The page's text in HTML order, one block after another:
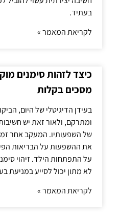
בעתיד.
לקריאת המאמר »
כיצד לזהות סימנים
מסכים בקלות
בעידן הדיגיטלי של היום,
ומתרקם, ולאור זאת יש
של השפעותיו. המעקב אחר זמן
את ההשפעות על הבריאות
על התפתחות הילד. זיהוי
לא מתון יכול לסייע במניעת
לקריאת המאמר »